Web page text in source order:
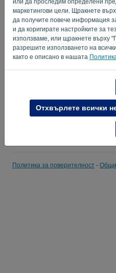
маркетингови цели. Щракнете
да получите повече информация
и да коригирате настройките за
използваме, или щракнете върху
разрешите използването на
както е описано в нашата
Отхвърлете всички
Парола
Запомни ме
Политика за поверителност - Общи